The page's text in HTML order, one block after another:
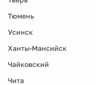
Тюмень
Усинск
Ханты-Мансийск
Чайковский
Чита